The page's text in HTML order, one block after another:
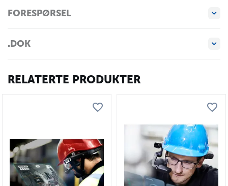
FORESPØRSEL
.DOK
RELATERTE PRODUKTER